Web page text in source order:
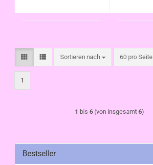
Sortieren nach
Sortieren nach 60 pro Seite
pro Seite
1
1 bis 6 (von insgesamt 6)
Bestseller